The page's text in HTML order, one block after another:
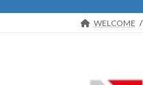
プ
動
WELCOME